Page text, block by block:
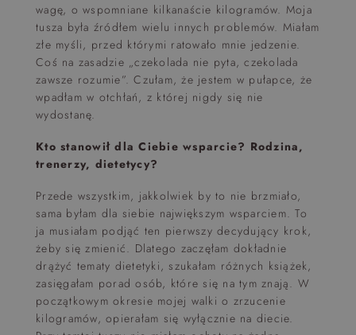
wagę, o wspomniane kilkanaście kilogramów. Moja
tusza była źródłem wielu innych problemów. Miałam
złe myśli, przed którymi ratowało mnie jedzenie.
Coś na zasadzie „czekolada nie pyta, czekolada
zawsze rozumie”. Czułam, że jestem w pułapce, że
wpadłam w otchłań, z której nigdy się nie
wydostanę.
Kto stanowił dla Ciebie wsparcie? Rodzina,
trenerzy, dietetycy?
Przede wszystkim, jakkolwiek by to nie brzmiało,
sama byłam dla siebie największym wsparciem. To
ja musiałam podjąć ten pierwszy decydujący krok,
żeby się zmienić. Dlatego zaczęłam dokładnie
drążyć tematy dietetyki, szukałam różnych książek,
zasięgałam porad osób, które się na tym znają. W
początkowym okresie mojej walki o zrzucenie
kilogramów, opierałam się wyłącznie na diecie.